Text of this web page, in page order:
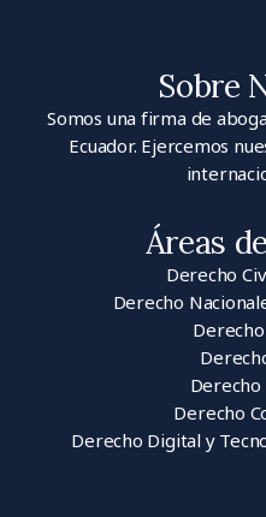
Sobre
Somos una firma de
Ecuador. Ejercemos
Áreas
Derecho
Derecho
Derecho
Derecho
Derecho Digital y